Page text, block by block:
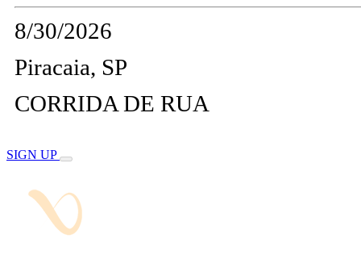
8/30/2026
Piracaia, SP
CORRIDA DE RUA
SIGN UP